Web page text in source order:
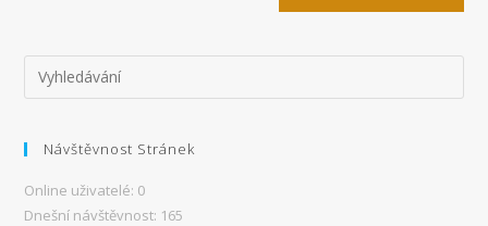
adresu
(volitelně)
Návštěvnost Stránek
Online uživatelé: 0
Dnešní návštěvnost: 165